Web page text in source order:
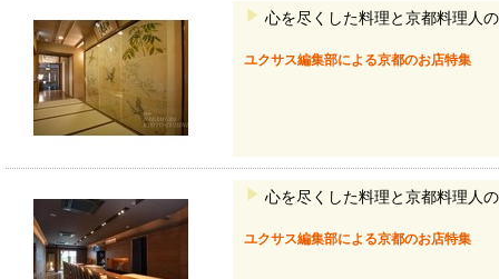
心を尽くした料理と京都料理人
ユクサス編集部による京都のお店特集
心を尽くした料理と京都料理人
ユクサス編集部による京都のお店特集